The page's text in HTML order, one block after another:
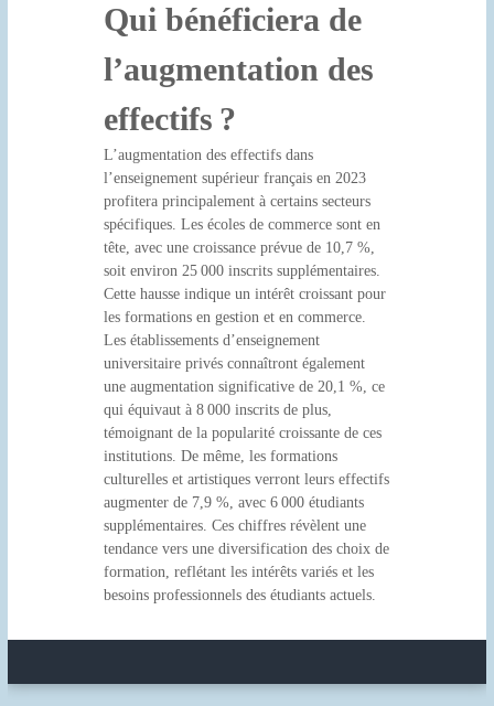
Qui bénéficiera de
l’augmentation des
effectifs ?
L’augmentation des effectifs dans
l’enseignement supérieur français en 2023
profitera principalement à certains secteurs
spécifiques. Les écoles de commerce sont en
tête, avec une croissance prévue de 10,7 %,
soit environ 25 000 inscrits supplémentaires.
Cette hausse indique un intérêt croissant pour
les formations en gestion et en commerce.
Les établissements d’enseignement
universitaire privés connaîtront également
une augmentation significative de 20,1 %, ce
qui équivaut à 8 000 inscrits de plus,
témoignant de la popularité croissante de ces
institutions. De même, les formations
culturelles et artistiques verront leurs effectifs
augmenter de 7,9 %, avec 6 000 étudiants
supplémentaires. Ces chiffres révèlent une
tendance vers une diversification des choix de
formation, reflétant les intérêts variés et les
besoins professionnels des étudiants actuels.